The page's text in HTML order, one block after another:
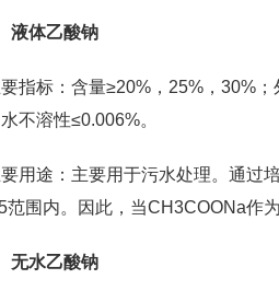
液体乙酸钠
指标：含量≥20%，25%，30%
不溶性≤0.006%。
用途：主要用于污水处理。通过
范围内。因此，当CH3COONa作
无水乙酸钠